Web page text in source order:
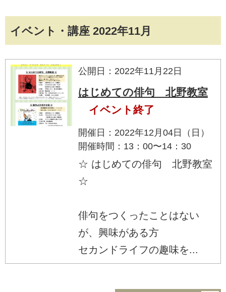
イベント・講座 2022年11月
公開日：2022年11月22日
はじめての俳句 北野教室
イベント終了
開催日：2022年12月04日（日）
開催時間：13：00〜14：30
☆ はじめての俳句 北野教室
☆
俳句をつくったことはない
が、興味がある方
セカンドライフの趣味を...